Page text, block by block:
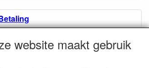
website maakt gebruik